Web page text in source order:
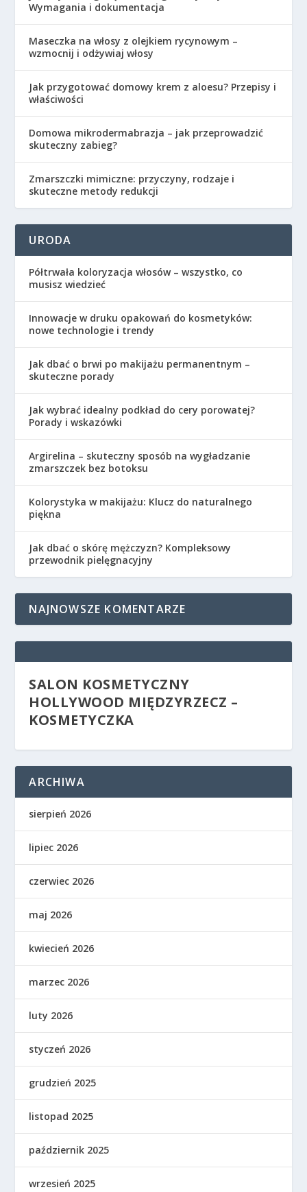
Wymagania i dokumentacja
Maseczka na włosy z olejkiem rycynowym –
wzmocnij i odżywiaj włosy
Jak przygotować domowy krem z aloesu? Przepisy i
właściwości
Domowa mikrodermabrazja – jak przeprowadzić
skuteczny zabieg?
Zmarszczki mimiczne: przyczyny, rodzaje i
skuteczne metody redukcji
URODA
Półtrwała koloryzacja włosów – wszystko, co
musisz wiedzieć
Innowacje w druku opakowań do kosmetyków:
nowe technologie i trendy
Jak dbać o brwi po makijażu permanentnym –
skuteczne porady
Jak wybrać idealny podkład do cery porowatej?
Porady i wskazówki
Argirelina – skuteczny sposób na wygładzanie
zmarszczek bez botoksu
Kolorystyka w makijażu: Klucz do naturalnego
piękna
Jak dbać o skórę mężczyzn? Kompleksowy
przewodnik pielęgnacyjny
NAJNOWSZE KOMENTARZE
SALON KOSMETYCZNY
HOLLYWOOD MIĘDZYRZECZ –
KOSMETYCZKA
ARCHIWA
sierpień 2026
lipiec 2026
czerwiec 2026
maj 2026
kwiecień 2026
marzec 2026
luty 2026
styczeń 2026
grudzień 2025
listopad 2025
październik 2025
wrzesień 2025